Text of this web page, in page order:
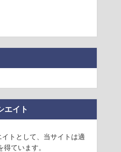
エイト
トとして、当サイトは適
ています。